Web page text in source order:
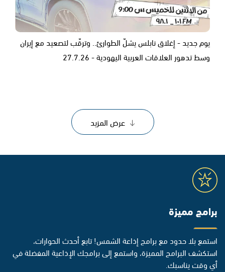
يوم جديد - إغلاق نابلس يشلّ الطوارئ.. وترقّب لتصعيد مع إيران
وسط تدهور العلاقات العربية اليهودية - 27.7.26
عرض المزيد
برامج مميزة
استمع بلا حدود مع برامج إذاعة الشمس! تابع أحدث الحوارات،
استكشف البرامج المميزة، واستمع إلى برامجك الإذاعية المفضلة في
أي وقت يناسبك.